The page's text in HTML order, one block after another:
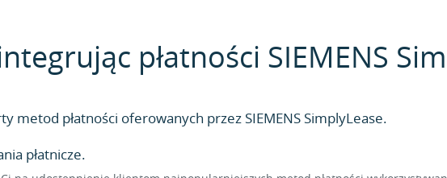
płatności SIEMENS
metod płatności oferowanych przez SIEMENS SimplyLease.
płatnicze.